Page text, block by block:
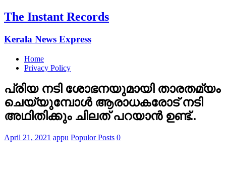
The Instant Records
Kerala News Express
Home
Privacy Policy
പ്രിയ നടി ശോഭനയുമായി താരതമ്യം
ചെയ്യുമ്പോള്‍ ആരാധകരോട് നടി
അഥിതിക്കും ചിലത് പറയാന്‍ ഉണ്ട്..
April 21, 2021 appu Populor Posts 0